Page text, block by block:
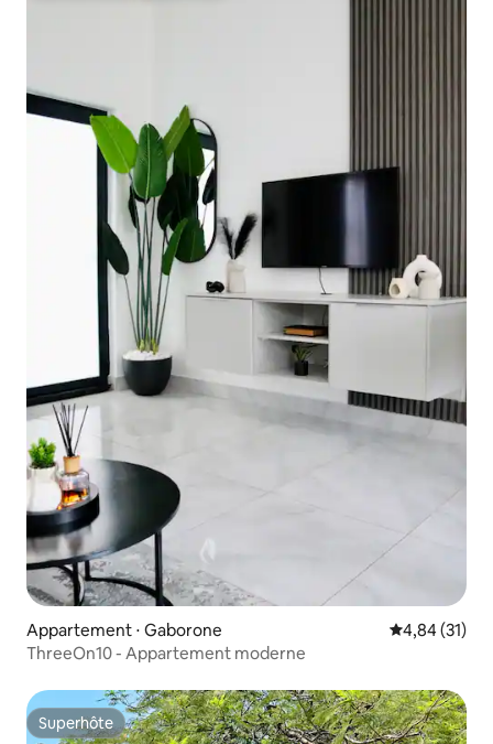
Appartement ⋅ Gaborone Évaluation
4,84 (31)
ThreeOn10 - Appartement moderne
Superhôte
Superhôte